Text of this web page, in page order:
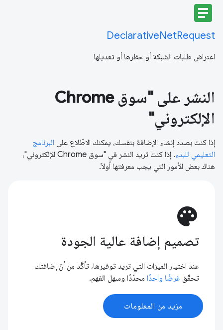
article
DeclarativeNetRequest
اعتراض طلبات الشبكة أو حظرها أو تعديلها
النشر على "سوق Chrome
الإلكتروني"
إذا كنت بصدد إنشاء الإضافة بنفسك، يمكنك الاطّلاع على البرنامج
التعليمي للبدء
. إذا كنت تريد النشر في "سوق Chrome الإلكتروني"،
هناك بعض الأمور التي يجب معرفتها أولاً.
palette
تصميم إضافة عالية الجودة
عند اختيار الميزات التي تريد توفيرها، تأكَّد من أنّ إضافتك
تحقّق غرضًا واحدًا محدّدًا وسهل الفهم.
مزيد من المعلومات